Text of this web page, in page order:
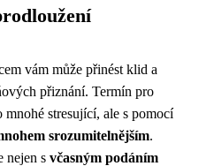
vám může přinést klid a
přiznání. Termín pro
stresující, ale s pomocí
srozumitelnějším.
nejen s včasným podáním